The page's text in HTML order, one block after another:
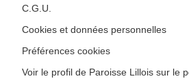
C.G.U.
Cookies et données personnelles
Préférences cookies
Voir le profil de Paroisse Lillois sur le